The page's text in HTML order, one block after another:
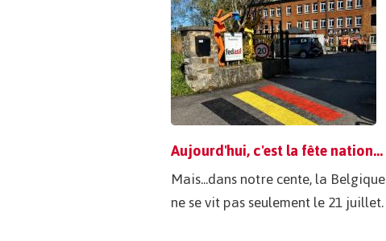
Aujourd'hui, c'est la fête nationale
Mais...dans notre cente, la Belgique
ne se vit pas seulement le 21 juillet.